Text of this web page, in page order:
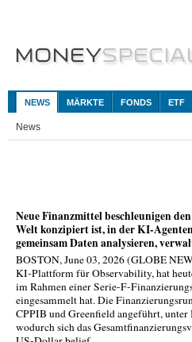
NEWS MÄRKTE FONDS ETF
News
Neue Finanzmittel beschleunigen
Welt konzipiert ist, in der KI-
gemeinsam Daten analysieren,
BOSTON, June 03, 2026 (GLOBE
KI-Plattform für Observability, hat
im Rahmen einer Serie-F-
eingesammelt hat. Die
CPPIB und Greenfield angeführt,
wodurch sich das